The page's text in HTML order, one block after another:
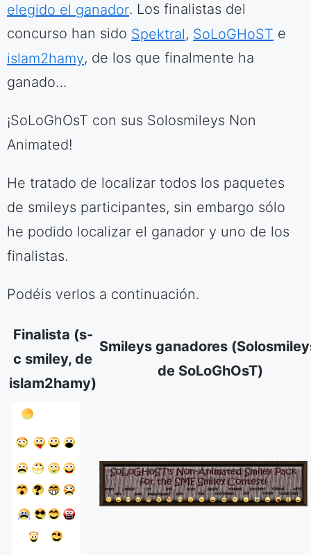
elegido el ganador. Los finalistas del
concurso han sido Spektral, SoLoGHoST e
islam2hamy, de los que finalmente ha
ganado…
¡SoLoGhOsT con sus Solosmileys Non
Animated!
He tratado de localizar todos los paquetes
de smileys participantes, sin embargo sólo
he podido localizar el ganador y uno de los
finalistas.
Podéis verlos a continuación.
Finalista (s-
c smiley, de
islam2hamy)
Smileys ganadores
de SoLoGhOsT)